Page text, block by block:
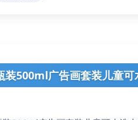
装500ml广告画套装儿童